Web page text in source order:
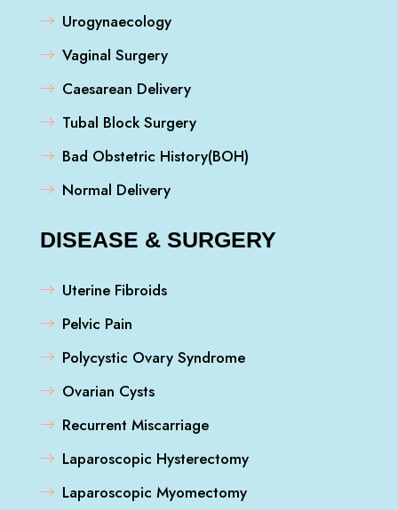
Urogynaecology
Vaginal Surgery
Caesarean Delivery
Tubal Block Surgery
Bad Obstetric History(BOH)
Normal Delivery
DISEASE & SURGERY
Uterine Fibroids
Pelvic Pain
Polycystic Ovary Syndrome
Ovarian Cysts
Recurrent Miscarriage
Laparoscopic Hysterectomy
Laparoscopic Myomectomy